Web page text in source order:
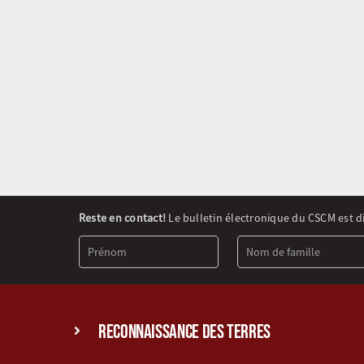
Newsletter
Signup
(FR)
Reste en contact! Le bulletin électronique du CSCM est
reconnaissance des terres